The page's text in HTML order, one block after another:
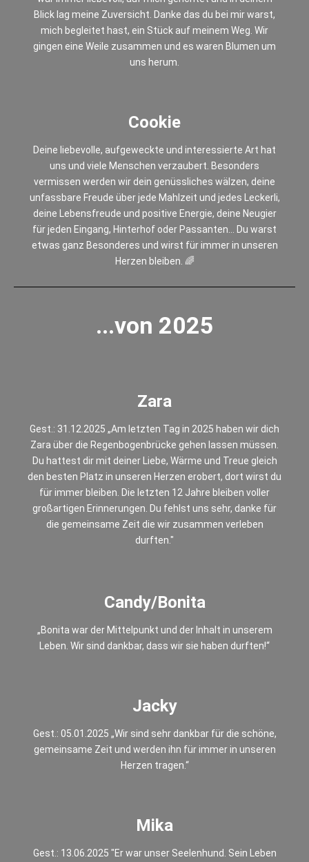
Blick lag meine Zuversicht. Danke das du bei mir warst,
mich begleitet hast, ein Stück auf meinem Weg. Wir
gingen eine Weile zusammen und es waren Blumen um
uns herum.
Cookie
Deine liebevolle, aufgeweckte und interessierte Art hat
uns und viele Menschen verzaubert. Besonders
vermissen werden wir dein genüssliches wälzen, deine
unfassbare Freude über jede Mahlzeit und jedes Leckerli,
deine Lebensfreude und positive Energie, deine Neugier
für jeden Eingang, Hinterhof oder Passanten… Du warst
etwas ganz Besonderes und wirst für immer in unseren
Herzen bleiben. 🌈
...von 2025
Zara
Gest.: 31.12.2025 „Am letzten Tag in 2025 haben wir dich
Zara über die Regenbogenbrücke gehen lassen müssen.
Du hattest dir mit deiner Liebe, Wärme und Treue gleich
den besten Platz in unseren Herzen erobert, dort wirst du
für immer bleiben. Die letzten 12 Jahre bleiben voller
großartigen Erinnerungen. Du fehlst uns sehr, danke für
die gemeinsame Zeit die wir zusammen verleben
durften."
Candy/Bonita
„Bonita war der Mittelpunkt und der Inhalt in unserem
Leben. Wir sind dankbar, dass wir sie haben durften!“
Jacky
Gest.: 05.01.2025 „Wir sind sehr dankbar für die schöne,
gemeinsame Zeit und werden ihn für immer in unseren
Herzen tragen.“
Mika
Gest.: 13.06.2025 "Er war unser Seelenhund. Sein Leben